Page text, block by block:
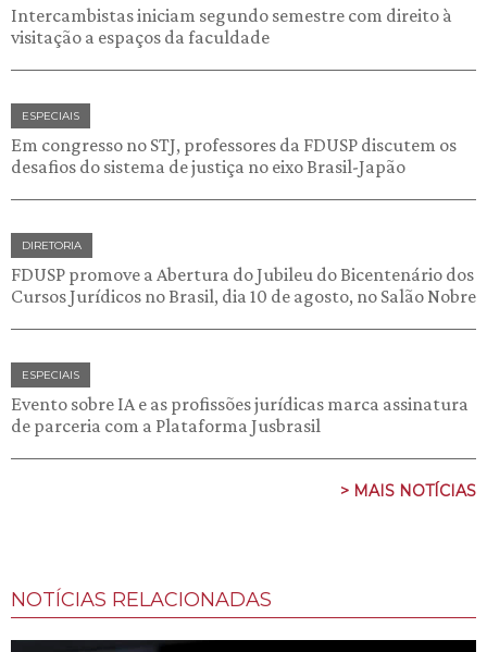
Intercambistas iniciam segundo semestre com direito à
visitação a espaços da faculdade
ESPECIAIS
Em congresso no STJ, professores da FDUSP discutem os
desafios do sistema de justiça no eixo Brasil-Japão
DIRETORIA
FDUSP promove a Abertura do Jubileu do Bicentenário dos
Cursos Jurídicos no Brasil, dia 10 de agosto, no Salão Nobre
ESPECIAIS
Evento sobre IA e as profissões jurídicas marca assinatura
de parceria com a Plataforma Jusbrasil
> MAIS NOTÍCIAS
NOTÍCIAS RELACIONADAS